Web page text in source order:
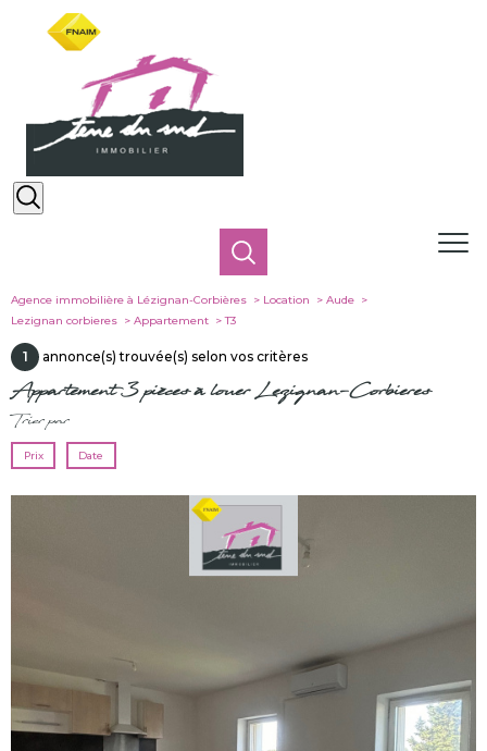
Agence immobilière à Lézignan-Corbières Location
Aude
Lezignan corbieres
Appartement T3
1 annonce(s) trouvée(s) selon vos critères
Appartement 3 pièces à louer Lezignan-Corbieres
Trier par
Prix Date
voir le